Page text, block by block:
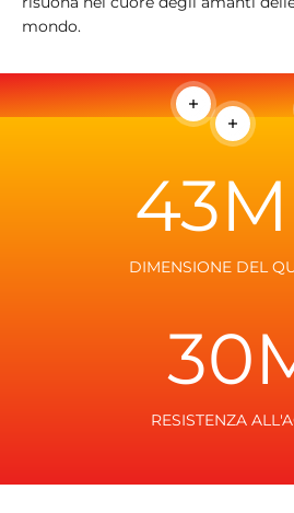
mondo.
Per saperne
Per
DIMENSIONE DEL
RESISTENZA